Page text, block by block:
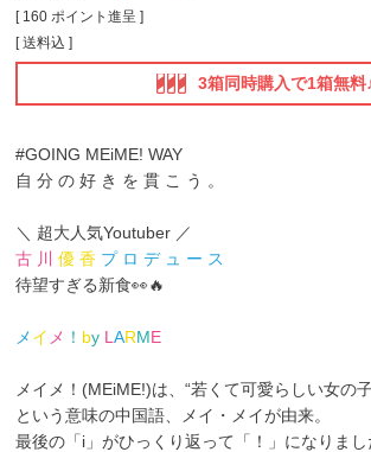
[ 160 ポイント進呈 ]
送料込
3箱同時購入で1箱無料
#GOING MEiME! WAY
自 分 の 好 き を 貫 こ う 。
＼ 超大人気Youtuber ／
古 川
優 香 プ ロ デ ュ ー ス
待望すぎる新食👀🔥
メイ メ ！ by L ARME
メイメ！(MEiME!)は、“若くて可愛らしい女の
という意味の中国語、メイ・メイが由来。
最後の「i」がひっくり返って「！」になりまし